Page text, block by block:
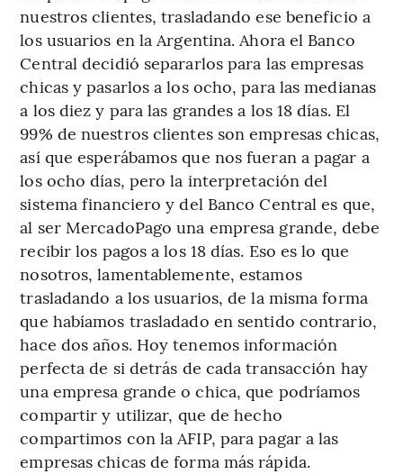
nuestros clientes, trasladando ese beneficio a
los usuarios en la Argentina. Ahora el Banco
Central decidió separarlos para las empresas
chicas y pasarlos a los ocho, para las medianas
a los diez y para las grandes a los 18 días. El
99% de nuestros clientes son empresas chicas,
así que esperábamos que nos fueran a pagar a
los ocho días, pero la interpretación del
sistema financiero y del Banco Central es que,
al ser MercadoPago una empresa grande, debe
recibir los pagos a los 18 días. Eso es lo que
nosotros, lamentablemente, estamos
trasladando a los usuarios, de la misma forma
que habíamos trasladado en sentido contrario,
hace dos años. Hoy tenemos información
perfecta de si detrás de cada transacción hay
una empresa grande o chica, que podríamos
compartir y utilizar, que de hecho
compartimos con la AFIP, para pagar a las
empresas chicas de forma más rápida.